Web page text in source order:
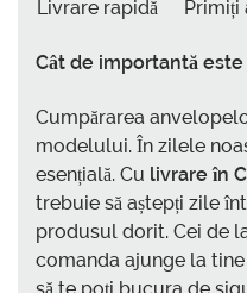
Livrare rapidă Primiți
Cât de importantă
Cumpărarea
modelului. În zilele
esențială. Cu livrare în
trebuie să aștepți zile
produsul dorit. Cei de
comanda ajunge la
să te poți bucura de